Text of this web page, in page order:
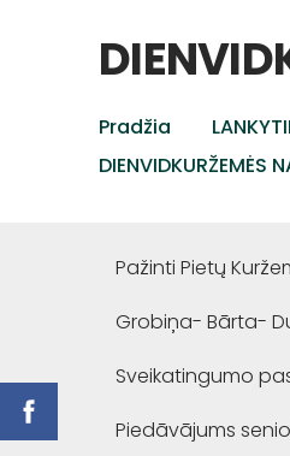
Pradžia
DIENVIDKURŽEMĖS
Pažinti Pietų
Grobiņa- Bārta-
Sveikatingumo
Piedāvājums